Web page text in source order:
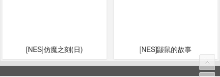
[NES]仿魔之刻(日) [NES]鼹鼠的故事